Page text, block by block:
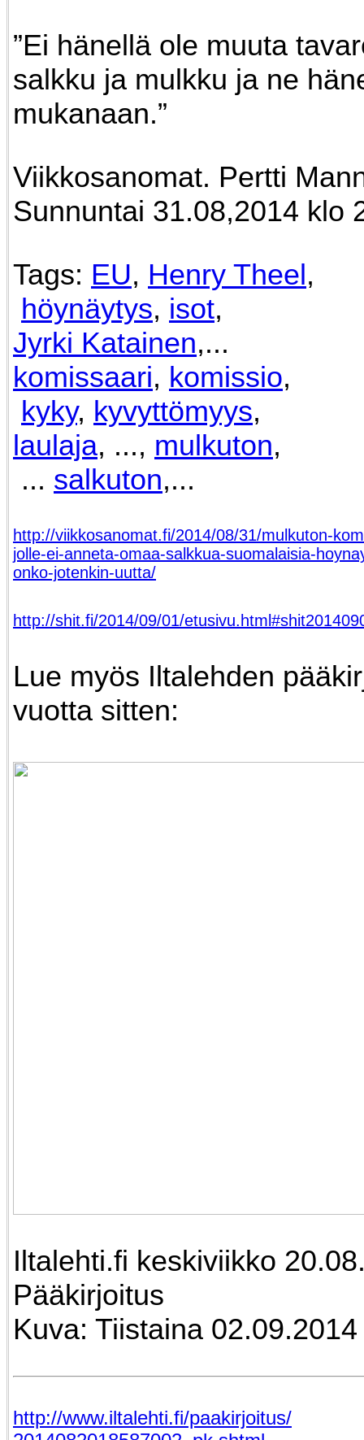
”Ei hänellä ole muuta
salkku ja mulkku ja ne
mukanaan.”
Viikkosanomat. Pertti
Sunnuntai 31.08,2014 klo
Tags: EU, Henry Theel,
höynäytys, isot,
Jyrki Katainen,...
komissaari, komissio,
kyky, kyvyttömyys,
laulaja, ..., mulkuton,
... salkuton,...
http://viikkosanomat.fi/2014/08/31/mulkuton-
jolle-ei-anneta-omaa-salkkua-suomalaisia-
onko-jotenkin-uutta/
http://shit.fi/2014/09/01/
Lue myös Iltalehden
vuotta sitten:
Iltalehti.fi keskiviikko
Pääkirjoitus
Kuva: Tiistaina
http://www.iltalehti.fi/paakirjoitus/